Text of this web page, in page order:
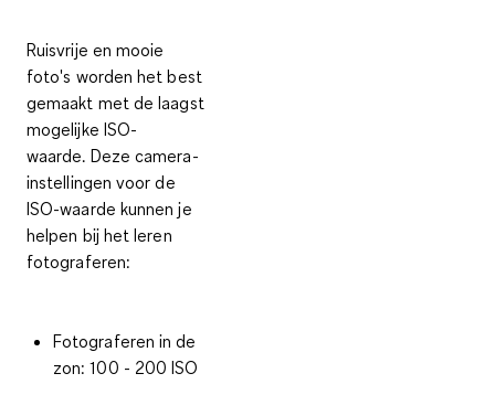
Ruisvrije en mooie
foto's worden het best
gemaakt met de laagst
mogelijke ISO-
waarde. Deze camera-
instellingen voor de
ISO-waarde kunnen je
helpen bij het leren
fotograferen:
Fotograferen in de
zon: 100 - 200 ISO